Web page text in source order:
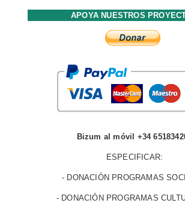
APOYA NUESTROS
Bizum al móvil +34
ESPECIFICAR:
- DONACIÓN PROGRAMAS
- DONACIÓN PROGRAMAS